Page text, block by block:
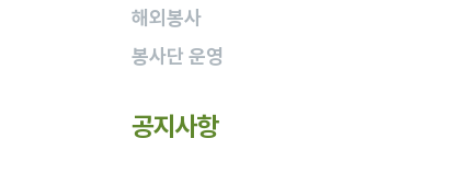
해외봉사
봉사단 운영
공지사항